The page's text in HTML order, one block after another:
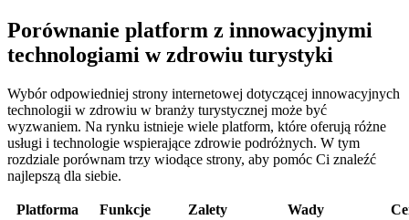
Porównanie platform z innowacyjnymi
technologiami w zdrowiu turystyki
Wybór odpowiedniej strony internetowej dotyczącej innowacyjnych
technologii w zdrowiu w branży turystycznej może być
wyzwaniem. Na rynku istnieje wiele platform, które oferują różne
usługi i technologie wspierające zdrowie podróżnych. W tym
rozdziale porównam trzy wiodące strony, aby pomóc Ci znaleźć
najlepszą dla siebie.
Platforma Funkcje Zalety Wady